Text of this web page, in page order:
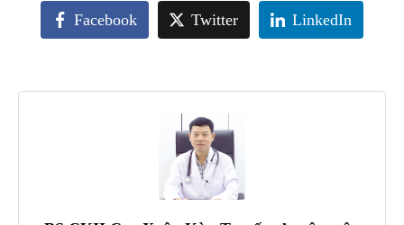
Facebook Twitter LinkedIn